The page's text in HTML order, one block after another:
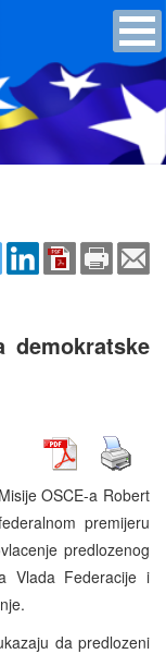
demokratske
OSCE-a Robert
premijeru
predlozenog
Vlada Federacije i
da predlozeni